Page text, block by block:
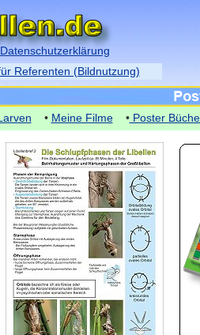
Datenschutzerklärung
Referenten (Bildnutzung)
• Meine Filme•Poster